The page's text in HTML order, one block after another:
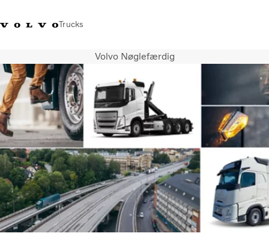
Trucks
Volvo Trucks Merchandise Log ind
Transportløsninger
Lastbiler
Serviceydelser
Forhandlersøgning
Nyheder
Om os
Kontakt os
Volvo Nøglefærdig